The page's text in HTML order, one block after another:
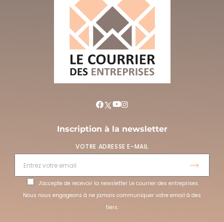
Inscription à la newsletter
VOTRE ADRESSE E-MAIL
J'accepte de recevoir la newsletter Le courrier des entreprises.
Nous nous engageons à ne jamais communiquer votre email à des
tiers.